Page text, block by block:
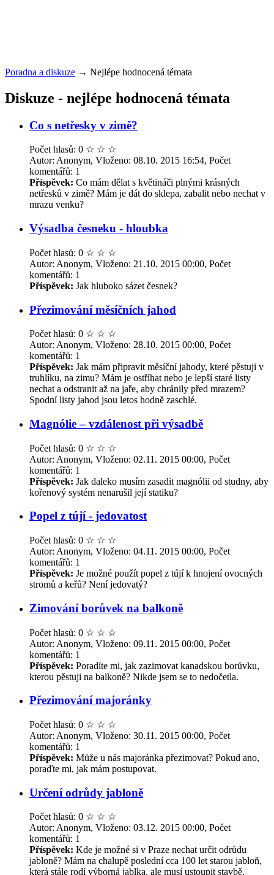
Poradna a diskuze → Nejlépe hodnocená témata
Diskuze - nejlépe hodnocená témata
Co s netřesky v zimě?
Počet hlasů: 0 ☆ ☆ ☆
Autor: Anonym, Vloženo: 08.10. 2015 16:54, Počet
komentářů: 1
Příspěvek: Co mám dělat s květináči plnými krásných
netřesků v zimě? Mám je dát do sklepa, zabalit nebo nechat v
mrazu venku?
Výsadba česneku - hloubka
Počet hlasů: 0 ☆ ☆ ☆
Autor: Anonym, Vloženo: 21.10. 2015 00:00, Počet
komentářů: 1
Příspěvek: Jak hluboko sázet česnek?
Přezimování měsíčních jahod
Počet hlasů: 0 ☆ ☆ ☆
Autor: Anonym, Vloženo: 28.10. 2015 00:00, Počet
komentářů: 1
Příspěvek: Jak mám připravit měsíční jahody, které pěstuji v
truhlíku, na zimu? Mám je ostříhat nebo je lepší staré listy
nechat a odstranit až na jaře, aby chránily před mrazem?
Spodní listy jahod jsou letos hodně zaschlé.
Magnólie – vzdálenost při výsadbě
Počet hlasů: 0 ☆ ☆ ☆
Autor: Anonym, Vloženo: 02.11. 2015 00:00, Počet
komentářů: 1
Příspěvek: Jak daleko musím zasadit magnólii od studny, aby
kořenový systém nenarušil její statiku?
Popel z tújí - jedovatost
Počet hlasů: 0 ☆ ☆ ☆
Autor: Anonym, Vloženo: 04.11. 2015 00:00, Počet
komentářů: 1
Příspěvek: Je možné použít popel z tújí k hnojení ovocných
stromů a keřů? Není jedovatý?
Zimování borůvek na balkoně
Počet hlasů: 0 ☆ ☆ ☆
Autor: Anonym, Vloženo: 09.11. 2015 00:00, Počet
komentářů: 1
Příspěvek: Poradíte mi, jak zazimovat kanadskou borůvku,
kterou pěstuji na balkoně? Nikde jsem se to nedočetla.
Přezimování majoránky
Počet hlasů: 0 ☆ ☆ ☆
Autor: Anonym, Vloženo: 30.11. 2015 00:00, Počet
komentářů: 1
Příspěvek: Může u nás majoránka přezimovat? Pokud ano,
poraďte mi, jak mám postupovat.
Určení odrůdy jabloně
Počet hlasů: 0 ☆ ☆ ☆
Autor: Anonym, Vloženo: 03.12. 2015 00:00, Počet
komentářů: 1
Příspěvek: Kde je možné si v Praze nechat určit odrůdu
jabloně? Mám na chalupě poslední cca 100 let starou jabloň,
která stále rodí výborná jablka, ale musí ustoupit stavbě.